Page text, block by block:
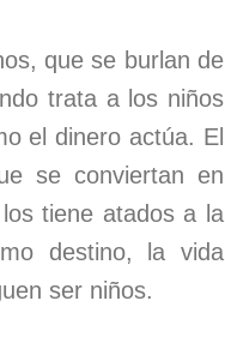
que se burlan de
trata a los niños
el dinero actúa. El
se conviertan en
tiene atados a la
destino, la vida
ser niños.